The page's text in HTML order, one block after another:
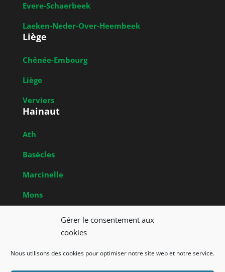
Gérer le consentement aux
cookies
Nous utilisons des cookies pour optimiser notre site web et notre service.
Evere-Schaerbeek
Laeken-Neder-Over-Heembeek
Liège
Chênée-Embourg
Liège
Verviers
Hainaut
Ath
Basècles
Marcinelle
Mons
Obrecheuil
Brabant Wallon
Nivelles